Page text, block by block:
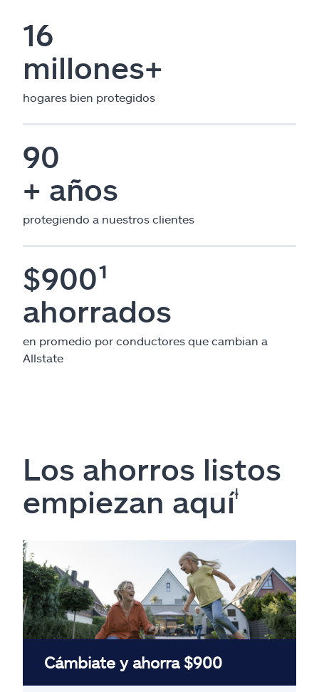
16
millones+
hogares bien protegidos
90
+ años
protegiendo a nuestros clientes
$900¹
ahorrados
en promedio por conductores que cambian a
Allstate
Los ahorros listos
empiezan aquíⱡ
Cámbiate y ahorra $900